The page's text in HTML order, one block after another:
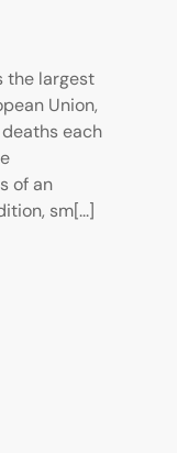
the largest
Union,
each
of an
sm[...]